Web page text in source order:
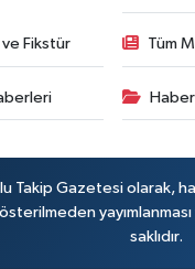
ve Fikstür Tüm
Takip Gazetesi olarak,
yayımlanması
saklıdır.